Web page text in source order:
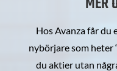
Hos Avanza får du
nybörjare som heter
du aktier utan